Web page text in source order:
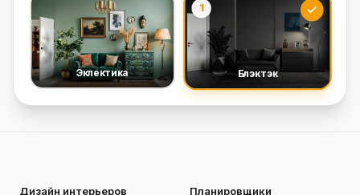
Эклектика Блэктэк
1
Дизайн интерьеров Планировщики